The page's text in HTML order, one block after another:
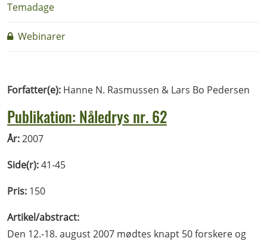
Temadage
Webinarer
Forfatter(e): Hanne N. Rasmussen & Lars Bo Pedersen
Publikation: Nåledrys nr. 62
År:2007
Side(r):41-45
Pris: 150
Artikel/abstract:
Den 12.-18. august 2007 mødtes knapt 50 forskere og